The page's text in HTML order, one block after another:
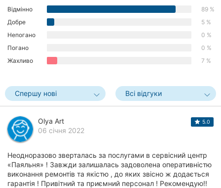
Ужгород
Карпати
Відмінно
89 %
Добре
5 %
Непогано
0 %
Погано
0 %
Жахливо
7 %
Спершу нові Всі відгуки
Olya Art
06 січня 2022
5.0
Неодноразово зверталась за послугами в сервісний центр
«Паяльня» ! Завжди залишалась задоволена оперативністю
виконання ремонтів та якістю , до яких звісно ж додається
гарантія ! Привітний та приємний персонал ! Рекомендую!!